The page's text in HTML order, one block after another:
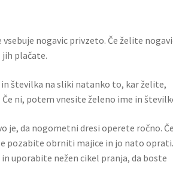
vsebuje nogavic privzeto. Če želite
plačate.
številka na sliki natanko to, kar želite,
ni, potem vnesite želeno ime in
je, da nogometni dresi operete ročno. Če
pozabite obrniti majice in jo nato
uporabite nežen cikel pranja, da boste